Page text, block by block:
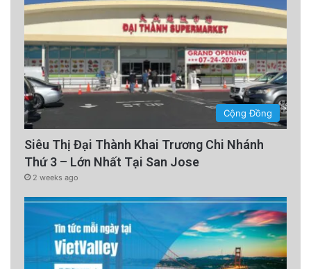
Cộng Đồng
Siêu Thị Đại Thành Khai Trương Chi Nhánh
Thứ 3 – Lớn Nhất Tại San Jose
2 weeks ago